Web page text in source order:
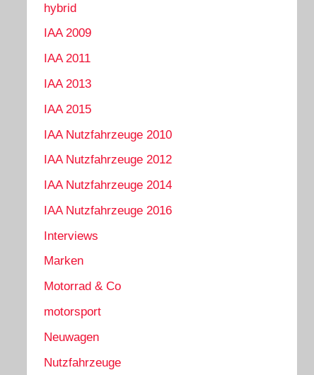
hybrid
IAA 2009
IAA 2011
IAA 2013
IAA 2015
IAA Nutzfahrzeuge 2010
IAA Nutzfahrzeuge 2012
IAA Nutzfahrzeuge 2014
IAA Nutzfahrzeuge 2016
Interviews
Marken
Motorrad & Co
motorsport
Neuwagen
Nutzfahrzeuge